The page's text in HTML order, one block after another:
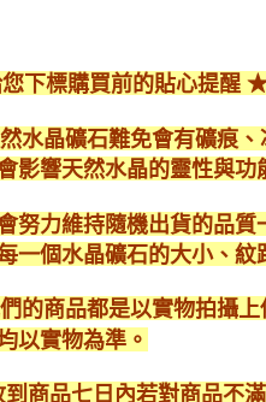
下標購買前的貼心提醒
水晶礦石難免會有礦痕
影響天然水晶的靈性與功
努力維持隨機出貨的品
一個水晶礦石的大小、
的商品都是以實物拍攝
以實物為準。
到商品七日內若對商品不